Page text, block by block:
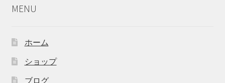
MENU
ホーム
ショップ
ブログ